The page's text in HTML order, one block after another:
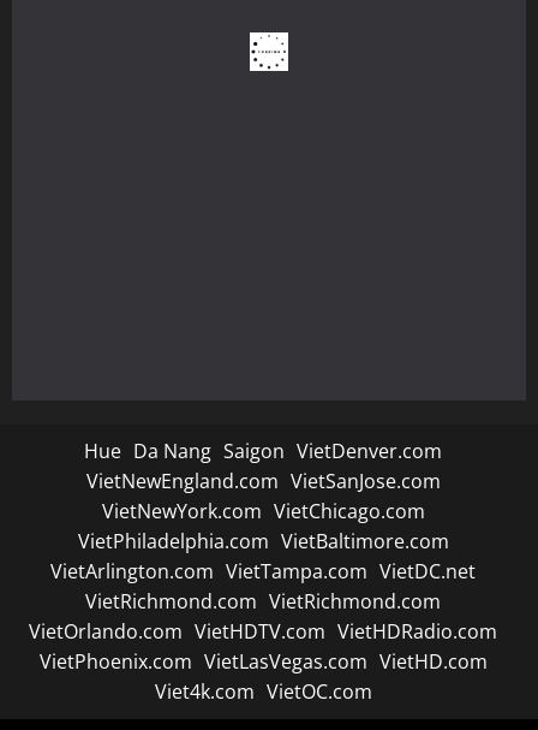
Hue Da Nang Saigon VietDenver.com
VietNewEngland.com VietSanJose.com
VietNewYork.com VietChicago.com
VietPhiladelphia.com VietBaltimore.com
VietArlington.com VietTampa.com VietDC.net
VietRichmond.com VietRichmond.com
VietOrlando.com VietHDTV.com VietHDRadio.com
VietPhoenix.com VietLasVegas.com VietHD.com
Viet4k.com VietOC.com